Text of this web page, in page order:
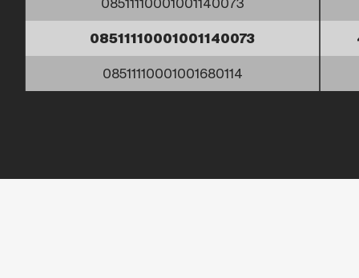
08511110001001140073
08511110001001140073
08511110001001680114